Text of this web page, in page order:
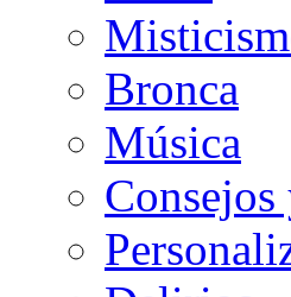
Bronca
Música